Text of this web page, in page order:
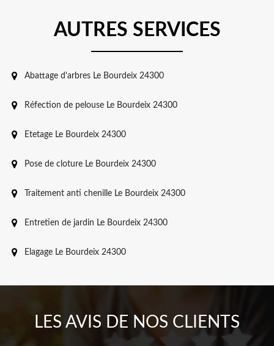
AUTRES SERVICES
Abattage d'arbres Le Bourdeix 24300
Réfection de pelouse Le Bourdeix 24300
Etetage Le Bourdeix 24300
Pose de cloture Le Bourdeix 24300
Traitement anti chenille Le Bourdeix 24300
Entretien de jardin Le Bourdeix 24300
Elagage Le Bourdeix 24300
LES AVIS DE NOS CLIENTS